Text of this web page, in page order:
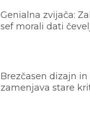
Genialna zvijača:
sef morali dati
Brezčasen dizajn
zamenjava stare